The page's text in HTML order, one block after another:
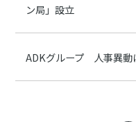
ン局」設立
ADKグループ 人事異動